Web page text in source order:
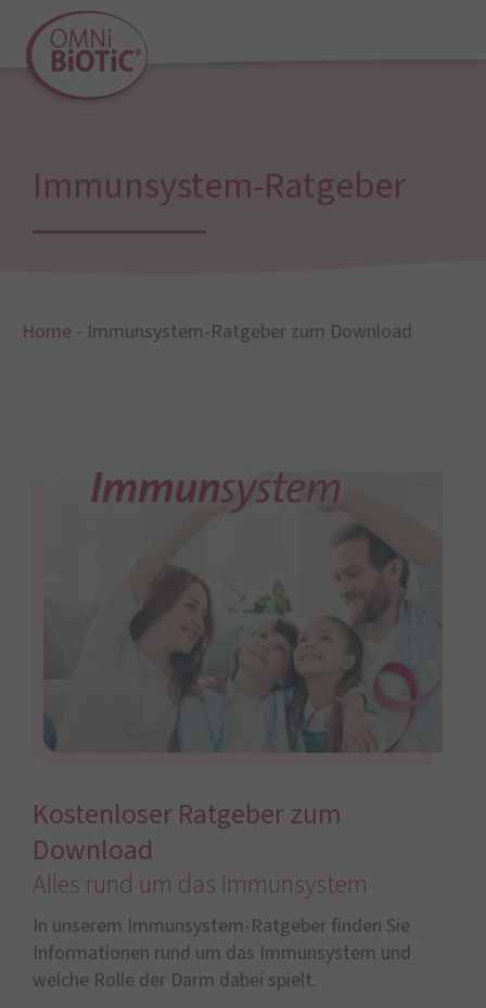
Immunsystem-Ratgeber
Home - Immunsystem-Ratgeber zum Download
Kostenloser Ratgeber zum
Download
Alles rund um das Immunsystem
In unserem Immunsystem-Ratgeber finden Sie
Informationen rund um das Immunsystem und
welche Rolle der Darm dabei spielt.